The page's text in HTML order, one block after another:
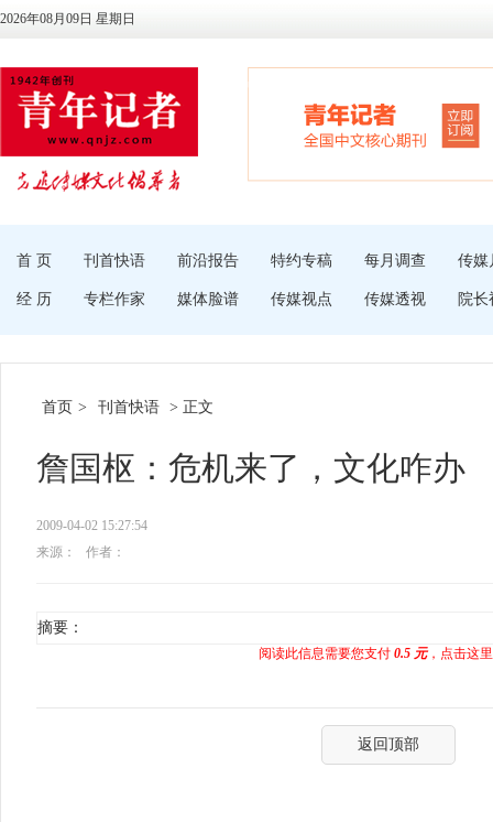
2026年08月09日 星期日
首 页 刊首快语 前沿报告 特约专稿 每月调查 传媒
经 历 专栏作家 媒体脸谱 传媒视点 传媒透视 院长
首页 > 刊首快语 > 正文
詹国枢：危机来了，文化咋办
2009-04-02 15:27:54
来源：
作者：
摘要：
阅读此信息需要您支付 0.5 元，点击这
返回顶部